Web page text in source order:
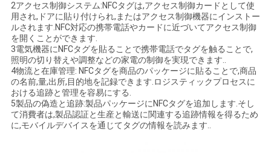
2アクセス制御システム:NFCタグは,アクセス制御カードとして使
用され,ドアに貼り付けられ,またはアクセス制御機器にインストー
ルされます.NFC対応の携帯電話やカードに近づいてアクセス制御
を開くことができます.
3電気機器にNFCタグを貼ることで携帯電話でタグを触ることで,
照明の切り替えや調整などの家電の制御を実現できます..
4物流と在庫管理: NFCタグを商品のパッケージに貼ることで,商品
の名前,量,出所,目的地を記録できます.ロジスティックプロセスに
おける追跡と管理を容易にする.
5製品の偽造と追跡:製品パッケージにNFCタグを追加します.そし
て消費者は,製品認証と生産と輸送に関連する追跡情報を得るため
に,モバイルデバイスを通じてタグの情報を読みます..